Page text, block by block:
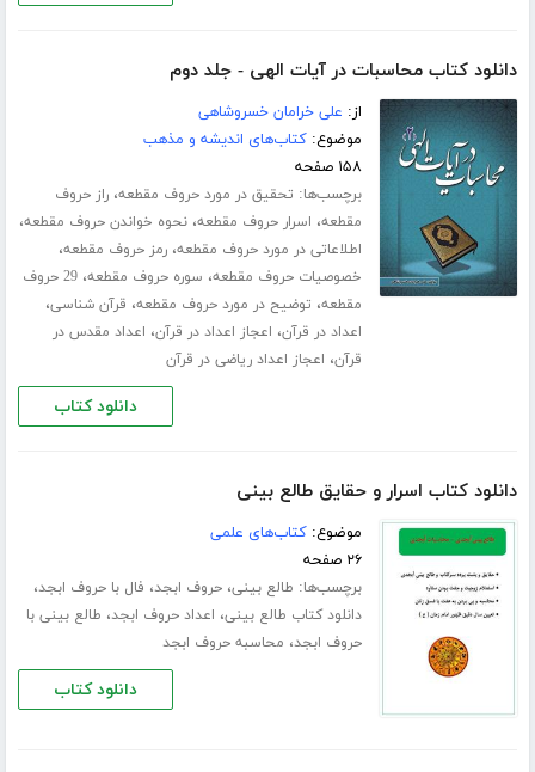
دانلود کتاب محاسبات در آیات الهی - جلد دوم
از: علی خرامان خسروشاهی
موضوع:کتاب‌های اندیشه و مذهب
۱۵۸ صفحه
برچسب‌ها: تحقیق در مورد حروف مقطعه،راز حروف
مقطعه، اسرار حروف مقطعه،نحوه خواندن حروف مقطعه،
اطلاعاتی در مورد حروف مقطعه،رمز حروف مقطعه،
خصوصیات حروف مقطعه، سوره حروف مقطعه،
29 حروف
مقطعه، توضیح در مورد حروف مقطعه، قرآن شناسی،
اعداد در قرآن، اعجاز اعداد در قرآن، اعداد مقدس در
قرآن، اعجاز اعداد ریاضی در قرآن
دانلود کتاب
دانلود کتاب اسرار و حقایق طالع بینی
موضوع:کتاب‌های علمی
۲۶ صفحه
برچسب‌ها: طالع بینی،حروف ابجد، فال با حروف ابجد،
دانلود کتاب طالع بینی، اعداد حروف ابجد، طالع بینی با
حروف ابجد، محاسبه حروف ابجد
دانلود کتاب